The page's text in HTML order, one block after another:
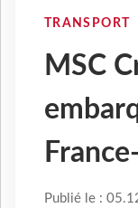
TRANSPORT
MSC
Publié le :